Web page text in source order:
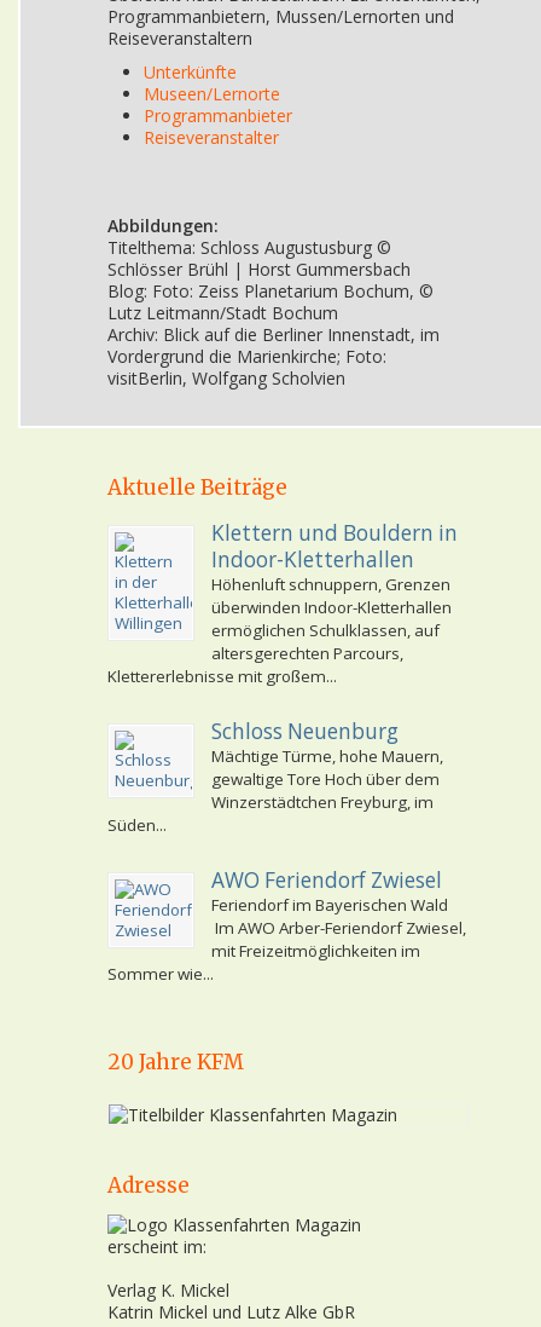
Programmanbietern, Mussen/Lernorten und
Reiseveranstaltern
Unterkünfte
Museen/Lernorte
Programmanbieter
Reiseveranstalter
Abbildungen:
Titelthema: Schloss Augustusburg ©
Schlösser Brühl | Horst Gummersbach
Blog: Foto: Zeiss Planetarium Bochum, ©
Lutz Leitmann/Stadt Bochum
Archiv: Blick auf die Berliner Innenstadt, im
Vordergrund die Marienkirche; Foto:
visitBerlin, Wolfgang Scholvien
Aktuelle Beiträge
Klettern und Bouldern in
Indoor-Kletterhallen
Höhenluft schnuppern, Grenzen
überwinden Indoor-Kletterhallen
ermöglichen Schulklassen, auf
altersgerechten Parcours,
Klettererlebnisse mit großem...
Schloss Neuenburg
Mächtige Türme, hohe Mauern,
gewaltige Tore Hoch über dem
Winzerstädtchen Freyburg, im
Süden...
AWO Feriendorf Zwiesel
Feriendorf im Bayerischen Wald
Im AWO Arber-Feriendorf Zwiesel,
mit Freizeitmöglichkeiten im
Sommer wie...
20 Jahre KFM
Adresse
erscheint im:
Verlag K. Mickel
Katrin Mickel und Lutz Alke GbR